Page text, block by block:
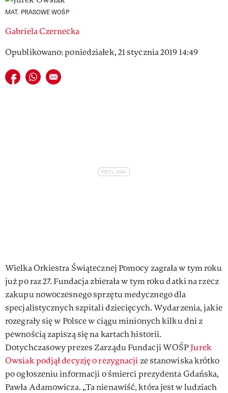
MAT. PRASOWE WOŚP
Gabriela Czernecka
Opublikowano: poniedziałek, 21 stycznia 2019 14:49
Udostępnij na facebook
Udostępnij na whatsapp
E-mail do przyjaciela
Wielka Orkiestra Świątecznej Pomocy zagrała w tym roku
już po raz 27. Fundacja zbierała w tym roku datki na rzecz
zakupu nowoczesnego sprzętu medycznego dla
specjalistycznych szpitali dziecięcych. Wydarzenia, jakie
rozegrały się w Polsce w ciągu minionych kilku dni z
pewnością zapiszą się na kartach historii.
Dotychczasowy prezes Zarządu Fundacji WOŚPJurek
Owsiak podjął decyzję o rezygnacji ze stanowiska krótko
po ogłoszeniu informacji o śmierci prezydenta Gdańska,
Pawła Adamowicza. „Ta nienawiść, która jest w ludziach